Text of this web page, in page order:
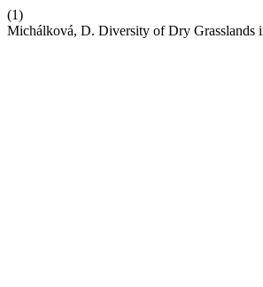
(1)
Michálková, D. Diversity of Dry Grasslands